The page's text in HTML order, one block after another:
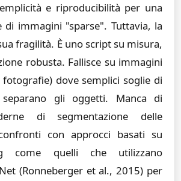
e riproducibilità per una
di immagini "sparse". Tuttavia, la
fragilità. È uno script su misura,
robusta. Fallisce su immagini
fotografie) dove semplici soglie di
gli oggetti. Manca di
di segmentazione delle
con approcci basati su
come quelli che utilizzano
(Ronneberger et al., 2015) per